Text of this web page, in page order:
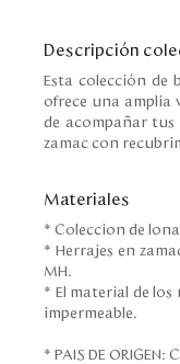
Descripción
Esta colección de
ofrece una amplia
de acompañar tus
zamac con
Materiales
* Coleccion de
* Herrajes en
MH.
* El material de los modelos que llevan forro su material es
impermeable.
* PAIS DE ORIGEN: